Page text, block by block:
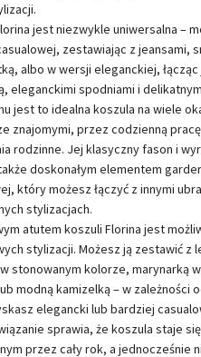
jest niezwykle uniwersalna –
zestawiając z jeansami,
albo w wersji eleganckiej,
eleganckimi spodniami i
jest to idealna koszula na wiele
znajomymi, przez codzienną
rodzinne. Jej klasyczny fason i
doskonałym elementem
który możesz łączyć z innymi
stylizacjach.
atutem koszuli Florina jest
stylizacji. Możesz ją zestawić z
stonowanym kolorze, marynarką
modną kamizelką – w zależności
elegancki lub bardziej
sprawia, że koszula staje
przez cały rok, a jednocześnie